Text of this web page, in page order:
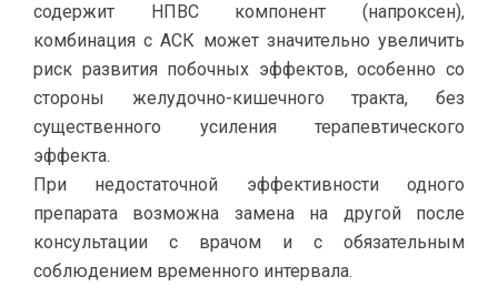
содержит НПВС компонент (напроксен),
комбинация с АСК может значительно увеличить
риск развития побочных эффектов, особенно со
стороны желудочно-кишечного тракта, без
существенного усиления терапевтического
эффекта.
При недостаточной эффективности одного
препарата возможна замена на другой после
консультации с врачом и с обязательным
соблюдением временного интервала.